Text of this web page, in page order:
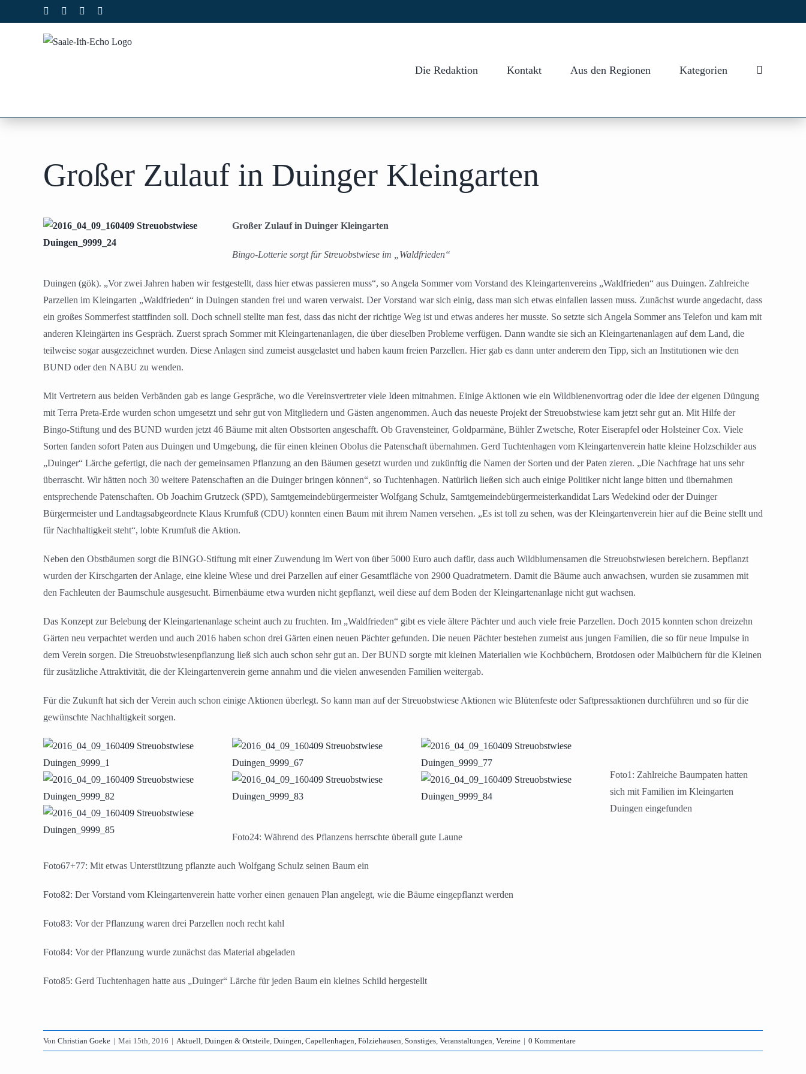
Inhalt
Facebook Instagram
Die Redaktion Kontakt Aus den Regionen Kategorien
Großer Zulauf in Duinger Kleingarten
Großer Zulauf in Duinger Kleingarten
Bingo-Lotterie sorgt für Streuobstwiese im „Waldfrieden“
Duingen (gök). „Vor zwei Jahren haben wir festgestellt, dass hier etwas passieren muss“, so Angela Sommer vom Vorstand des Kleingartenvereins „Waldfrieden“ aus Duingen. Zahlreiche
Parzellen im Kleingarten „Waldfrieden“ in Duingen standen frei und waren verwaist. Der Vorstand war sich einig, dass man sich etwas einfallen lassen muss. Zunächst wurde angedacht, dass
ein großes Sommerfest stattfinden soll. Doch schnell stellte man fest, dass das nicht der richtige Weg ist und etwas anderes her musste. So setzte sich Angela Sommer ans Telefon und kam mit
anderen Kleingärten ins Gespräch. Zuerst sprach Sommer mit Kleingartenanlagen, die über dieselben Probleme verfügen. Dann wandte sie sich an Kleingartenanlagen auf dem Land, die
teilweise sogar ausgezeichnet wurden. Diese Anlagen sind zumeist ausgelastet und haben kaum freien Parzellen. Hier gab es dann unter anderem den Tipp, sich an Institutionen wie den
BUND oder den NABU zu wenden.
Mit Vertretern aus beiden Verbänden gab es lange Gespräche, wo die Vereinsvertreter viele Ideen mitnahmen. Einige Aktionen wie ein Wildbienenvortrag oder die Idee der eigenen Düngung
mit Terra Preta-Erde wurden schon umgesetzt und sehr gut von Mitgliedern und Gästen angenommen. Auch das neueste Projekt der Streuobstwiese kam jetzt sehr gut an. Mit Hilfe der
Bingo-Stiftung und des BUND wurden jetzt 46 Bäume mit alten Obstsorten angeschafft. Ob Gravensteiner, Goldparmäne, Bühler Zwetsche, Roter Eiserapfel oder Holsteiner Cox. Viele
Sorten fanden sofort Paten aus Duingen und Umgebung, die für einen kleinen Obolus die Patenschaft übernahmen. Gerd Tuchtenhagen vom Kleingartenverein hatte kleine Holzschilder aus
„Duinger“ Lärche gefertigt, die nach der gemeinsamen Pflanzung an den Bäumen gesetzt wurden und zukünftig die Namen der Sorten und der Paten zieren. „Die Nachfrage hat uns sehr
überrascht. Wir hätten noch 30 weitere Patenschaften an die Duinger bringen können“, so Tuchtenhagen. Natürlich ließen sich auch einige Politiker nicht lange bitten und übernahmen
entsprechende Patenschaften. Ob Joachim Grutzeck (SPD), Samtgemeindebürgermeister Wolfgang Schulz, Samtgemeindebürgermeisterkandidat Lars Wedekind oder der Duinger
Bürgermeister und Landtagsabgeordnete Klaus Krumfuß (CDU) konnten einen Baum mit ihrem Namen versehen. „Es ist toll zu sehen, was der Kleingartenverein hier auf die Beine stellt und
für Nachhaltigkeit steht“, lobte Krumfuß die Aktion.
Neben den Obstbäumen sorgt die BINGO-Stiftung mit einer Zuwendung im Wert von über 5000 Euro auch dafür, dass auch Wildblumensamen die Streuobstwiesen bereichern. Bepflanzt
wurden der Kirschgarten der Anlage, eine kleine Wiese und drei Parzellen auf einer Gesamtfläche von 2900 Quadratmetern. Damit die Bäume auch anwachsen, wurden sie zusammen mit
den Fachleuten der Baumschule ausgesucht. Birnenbäume etwa wurden nicht gepflanzt, weil diese auf dem Boden der Kleingartenanlage nicht gut wachsen.
Das Konzept zur Belebung der Kleingartenanlage scheint auch zu fruchten. Im „Waldfrieden“ gibt es viele ältere Pächter und auch viele freie Parzellen. Doch 2015 konnten schon dreizehn
Gärten neu verpachtet werden und auch 2016 haben schon drei Gärten einen neuen Pächter gefunden. Die neuen Pächter bestehen zumeist aus jungen Familien, die so für neue Impulse in
dem Verein sorgen. Die Streuobstwiesenpflanzung ließ sich auch schon sehr gut an. Der BUND sorgte mit kleinen Materialien wie Kochbüchern, Brotdosen oder Malbüchern für die Kleinen
für zusätzliche Attraktivität, die der Kleingartenverein gerne annahm und die vielen anwesenden Familien weitergab.
Für die Zukunft hat sich der Verein auch schon einige Aktionen überlegt. So kann man auf der Streuobstwiese Aktionen wie Blütenfeste oder Saftpressaktionen durchführen und so für die
gewünschte Nachhaltigkeit sorgen.
Foto1: Zahlreiche Baumpaten hatten
sich mit Familien im Kleingarten
Duingen eingefunden
Foto24: Während des Pflanzens herrschte überall gute Laune
Foto67+77: Mit etwas Unterstützung pflanzte auch Wolfgang Schulz seinen Baum ein
Foto82: Der Vorstand vom Kleingartenverein hatte vorher einen genauen Plan angelegt, wie die Bäume eingepflanzt werden
Foto83: Vor der Pflanzung waren drei Parzellen noch recht kahl
Foto84: Vor der Pflanzung wurde zunächst das Material abgeladen
Foto85: Gerd Tuchtenhagen hatte aus „Duinger“ Lärche für jeden Baum ein kleines Schild hergestellt
Von Christian Goeke | Mai 15th, 2016 | Aktuell, Duingen & Ortsteile, Duingen, Capellenhagen, Fölziehausen, Sonstiges, Veranstaltungen, Vereine | 0 Kommentare